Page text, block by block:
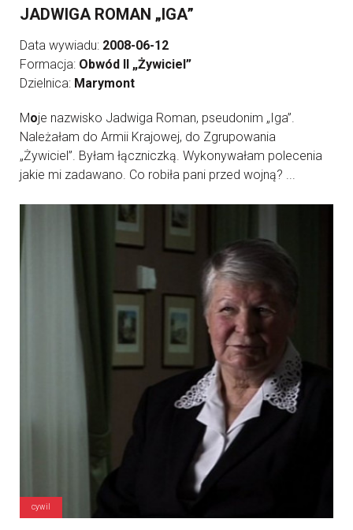
JADWIGA ROMAN „IGA”
Data wywiadu: 2008-06-12
Formacja: Obwód II „Żywiciel”
Dzielnica: Marymont
Moje nazwisko Jadwiga Roman, pseudonim „Iga”.
Należałam do Armii Krajowej, do Zgrupowania
„Żywiciel”. Byłam łączniczką. Wykonywałam polecenia
jakie mi zadawano. Co robiła pani przed wojną? ...
cywil